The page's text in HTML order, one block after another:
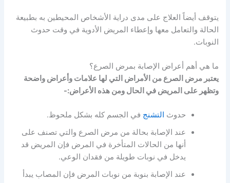
يتوقف أيضاً العلاج على مدى دراية الأشخاص المحيطين به بطبيعة
الحالة والتعامل معها وإعطاء المريض الأدوية في وقت حدوث
النوبات.
ما هي أهم أعراض الإصابة بمرض الصرع؟
يعتبر مرض الصرع من الأمراض التي لها علامات وأعراض واضحة
وتظهر على المريض في الحال ومن هذه الأعراض:-
حدوث التشنج في الجسم كله بشكل ملحوظ.
عند الإصابة بحالة من مرض الصرع والتي تصنف على
أنها من الحالات المتأخرة في المرض فإن المريض قد
يدخل في نوبات طويلة من فقدان الوعي.
عند الإصابة بنوبة من نوبات المرض فإن المصاب يبدأ